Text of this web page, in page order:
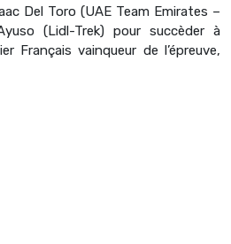
Del Toro (UAE Team Emirates –
(Lidl-Trek) pour succèder à
Français vainqueur de l’épreuve,